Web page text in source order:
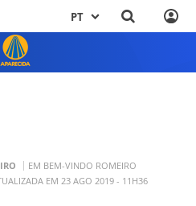
PT
EM BEM-VINDO ROMEIRO
EM 23 AGO 2019 - 11H36